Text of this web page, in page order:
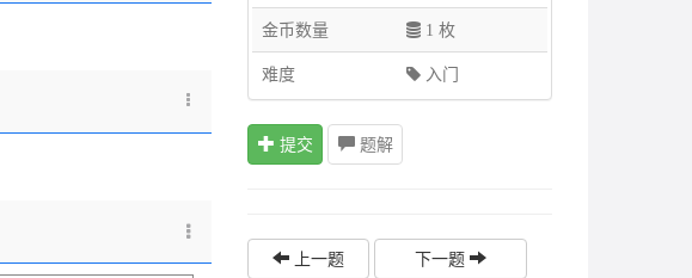
金币数量 1 枚
难度 入门
提交 题解
上一题 下一题